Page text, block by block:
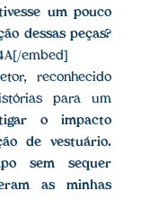
um pouco
dessas peças?
embed]
reconhecido
para um
o impacto
de vestuário.
sem sequer
as minhas